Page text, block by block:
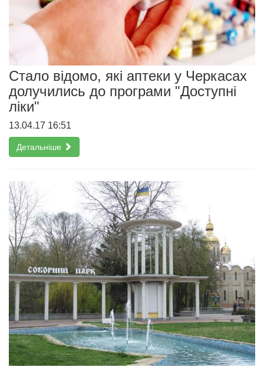
Стало відомо, які аптеки у Черкасах
долучились до програми "Доступні
ліки"
13.04.17 16:51
Детальніше